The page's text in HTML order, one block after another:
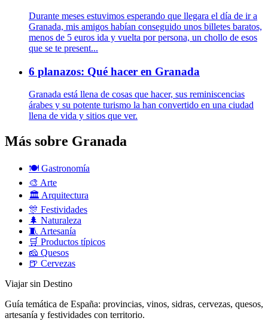
Durante meses estuvimos esperando que llegara el día de ir a
Granada, mis amigos habían conseguido unos billetes baratos,
menos de 5 euros ida y vuelta por persona, un chollo de esos
que se te present...
6 planazos: Qué hacer en Granada
Granada está llena de cosas que hacer, sus reminiscencias
árabes y su potente turismo la han convertido en una ciudad
llena de vida y sitios que ver.
Más sobre Granada
🍽️ Gastronomía
🎨 Arte
🏛️ Arquitectura
🎊 Festividades
🌲 Naturaleza
🧵 Artesanía
🛒 Productos típicos
🧀 Quesos
🍺 Cervezas
Viajar sin Destino
Guía temática de España: provincias, vinos, sidras, cervezas, quesos,
artesanía y festividades con territorio.